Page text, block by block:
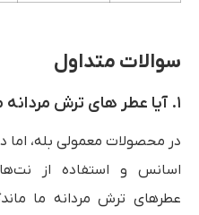
سوالات متداول
۱. آیا عطر های ترش مردانه ماندگاری کمی دارند؟
در محصولات معمولی بله، اما
اسانس و استفاده از